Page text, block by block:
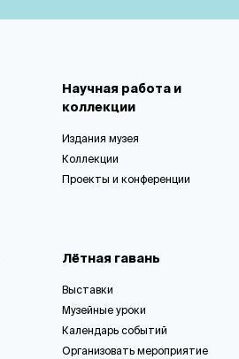
Научная работа и
коллекции
Издания музея
Коллекции
Проекты и конференции
Лётная гавань
Выставки
Музейные уроки
Календарь событий
Организовать мероприятие